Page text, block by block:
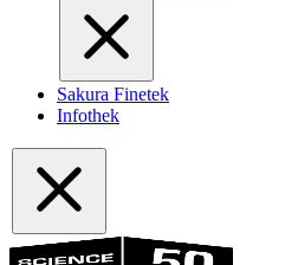
Sakura Finetek
Infothek